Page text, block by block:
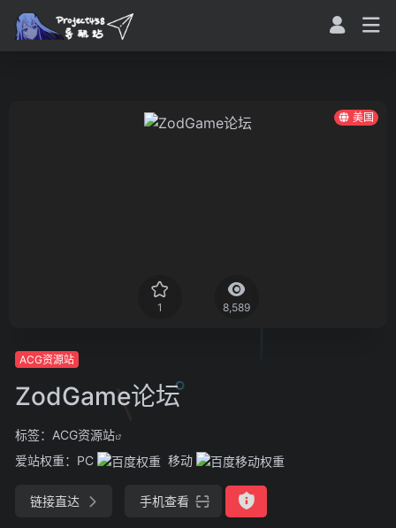
美国
1 8,589
ACG资源站
ZodGame论坛
标签： ACG资源站
爱站权重： PC 移动
链接直达 手机查看